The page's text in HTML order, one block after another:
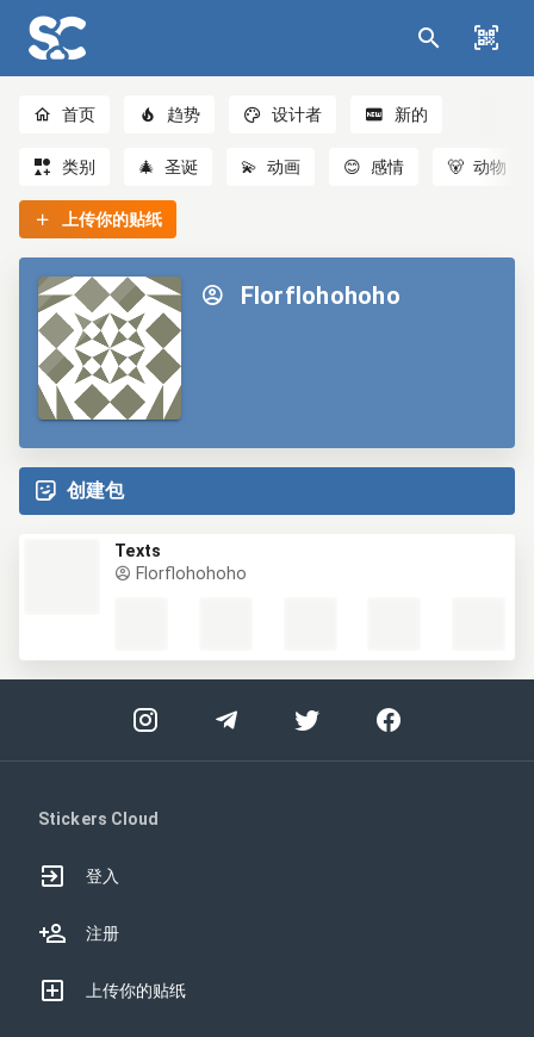
首页 趋势 设计者 新的
类别 🎄 圣诞 💫 动画 😊 感情 🐻 动物
上传你的贴纸
Florflohohoho
创建包
Texts
Florflohohoho
Stickers Cloud
登入
注册
上传你的贴纸